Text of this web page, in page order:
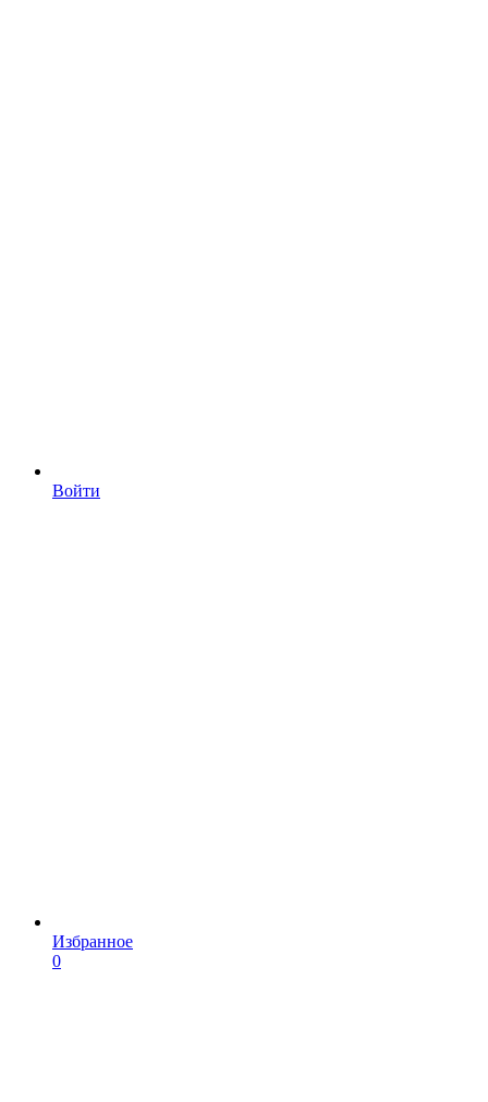
Войти
Избранное
0